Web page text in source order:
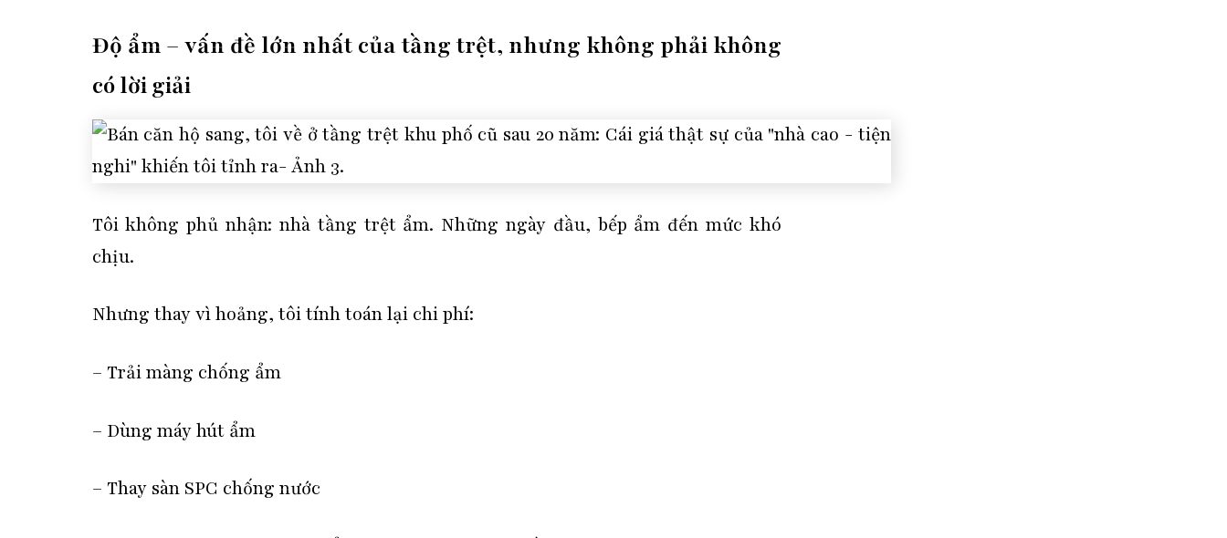
Độ ẩm – vấn đề lớn nhất của tầng trệt, nhưng không phải không
có lời giải
Tôi không phủ nhận: nhà tầng trệt ẩm. Những ngày đầu, bếp ẩm đến mức khó
chịu.
Nhưng thay vì hoảng, tôi tính toán lại chi phí:
– Trải màng chống ẩm
– Dùng máy hút ẩm
– Thay sàn SPC chống nước